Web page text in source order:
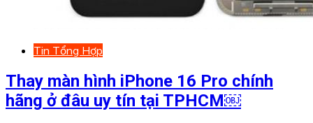
Tin Tổng Hợp
Thay màn hình iPhone 16 Pro chính
hãng ở đâu uy tín tại TPHCM￼